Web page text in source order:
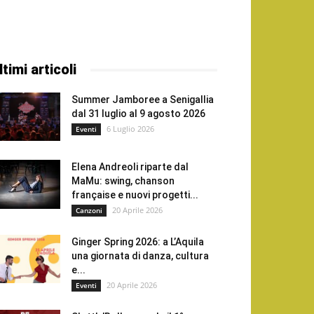
articoli
Summer Jamboree a Senigallia
dal 31 luglio al 9 agosto 2026
Eventi 6 Luglio 2026
Elena Andreoli riparte dal
MaMu: swing, chanson
française e nuovi progetti...
Canzoni 20 Aprile 2026
Ginger Spring 2026: a L’Aquila
una giornata di danza, cultura
e...
Eventi 20 Aprile 2026